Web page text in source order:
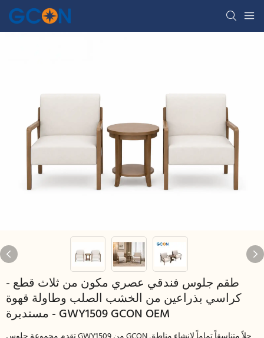
طقم جلوس فندقي عصري مكون من ثلاث قطع -
كراسي بذراعين من الخشب الصلب وطاولة قهوة
مستديرة - GWY1509 GCON OEM